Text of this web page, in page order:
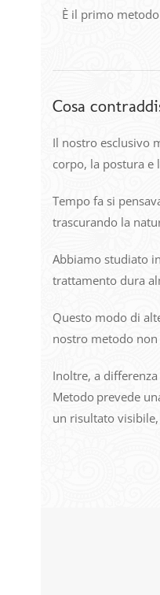
È il primo
Cosa
Il nostro esclusivo
corpo, la postura e
Tempo fa si
trascurando la
Abbiamo studiato
trattamento dura
Questo modo di
nostro metodo
Inoltre, a
Metodo prevede
un risultato